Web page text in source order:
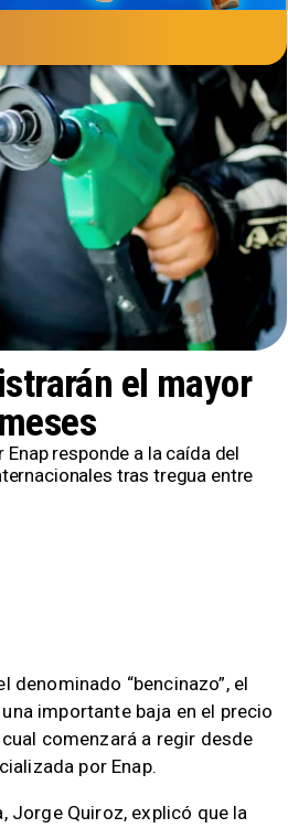
el mayor
responde a la caída del
tras tregua entre
denominado “bencinazo”, el
importante baja en el precio
comenzará a regir desde
por Enap.
Jorge Quiroz, explicó que la